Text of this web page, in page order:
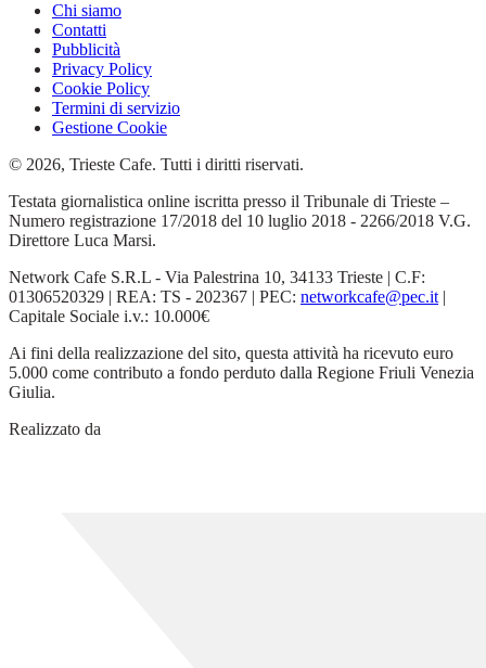
Chi siamo
Contatti
Pubblicità
Privacy Policy
Cookie Policy
Termini di servizio
Gestione Cookie
© 2026, Trieste Cafe. Tutti i diritti riservati.
Testata giornalistica online iscritta presso il Tribunale di Trieste –
Numero registrazione 17/2018 del 10 luglio 2018 - 2266/2018 V.G.
Direttore Luca Marsi.
Network Cafe S.R.L - Via Palestrina 10, 34133 Trieste | C.F:
01306520329 | REA: TS - 202367 | PEC: networkcafe@pec.it |
Capitale Sociale i.v.: 10.000€
Ai fini della realizzazione del sito, questa attività ha ricevuto euro
5.000 come contributo a fondo perduto dalla Regione Friuli Venezia
Giulia.
Realizzato da